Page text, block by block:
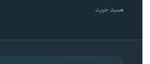
سبد خرید